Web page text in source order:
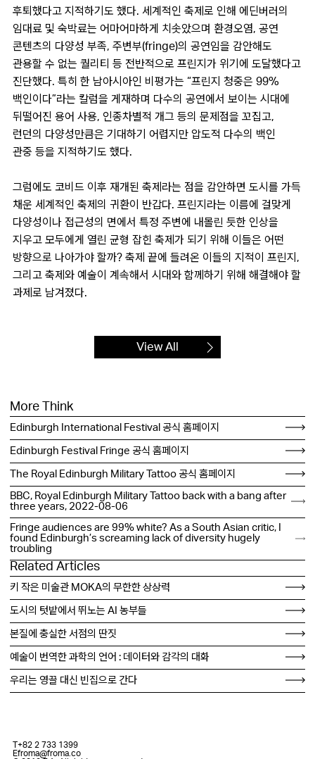
후퇴했다고 지적하기도 했다. 세계적인 축제로 인해 에딘버러의
임대료 및 숙박료는 어마어마하게 치솟았으며 환경오염, 공연
콘텐츠의 다양성 부족, 주변부(fringe)의 공연임을 감안해도
관용할 수 없는 퀄리티 등 전반적으로 프린지가 위기에 도달했다고
진단했다. 특히 한 남아시아인 비평가는 “프린지 청중은 99%
백인이다”라는 칼럼을 게재하며 다수의 공연에서 보이는 시대에
뒤떨어진 용어 사용, 인종차별적 개그 등의 문제점을 꼬집고,
런던의 다양성만큼은 기대하기 어렵지만 압도적 다수의 백인
관중 등을 지적하기도 했다.
그럼에도 코비드 이후 재개된 축제라는 점을 감안하면 도시를 가득
채운 세계적인 축제의 귀환이 반갑다. 프린지라는 이름에 걸맞게
다양성이나 접근성의 면에서 특정 주변에 내몰린 듯한 인상을
지우고 모두에게 열린 균형 잡힌 축제가 되기 위해 이들은 어떤
방향으로 나아가야 할까? 축제 끝에 들려온 이들의 지적이 프린지,
그리고 축제와 예술이 계속해서 시대와 함께하기 위해 해결해야 할
과제로 남겨졌다.
View All
More Think
Edinburgh International Festival 공식 홈페이지
Edinburgh Festival Fringe 공식 홈페이지
The Royal Edinburgh Military Tattoo 공식 홈페이지
BBC, Royal Edinburgh Military Tattoo back with a bang after
three years, 2022-08-06
Fringe audiences are 99% white? As a South Asian critic, I
found Edinburgh’s screaming lack of diversity hugely
troubling
Related Articles
키 작은 미술관 MOKA의 무한한 상상력
도시의 텃밭에서 뛰노는 AI 농부들
본질에 충실한 서점의 딴짓
예술이 번역한 과학의 언어 : 데이터와 감각의 대화
우리는 영끌 대신 빈집으로 간다
T+82 2 733 1399
Efroma@froma.co